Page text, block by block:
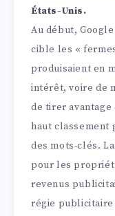
États-Unis.
Au début,
cible les «
produisaient en
intérêt, voire de
de tirer
haut classement
des mots-clés.
pour les
revenus
régie publicitaire